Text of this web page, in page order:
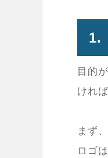
1.
目的
けれ
まず
ロゴ